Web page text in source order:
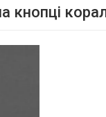
кнопці